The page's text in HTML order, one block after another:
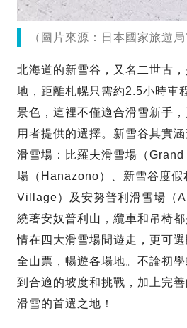
（圖片來源：日本國家旅遊局
北海道的新雪谷，又名二世古
地，距離札幌只需約2.5小時車
景色，這裡不僅適合滑雪新手
用者提供的選擇。新雪谷其實
滑雪場：比羅夫滑雪場（
場（Hanazono）、新雪谷度
Village）及安努普利滑雪場（
繞著安奴普利山，纜車和吊椅
情在四大滑雪場間遊走，更可
全山票，暢遊各場地。不論初
到合適的坡度和挑戰，加上完
滑雪的首選之地！